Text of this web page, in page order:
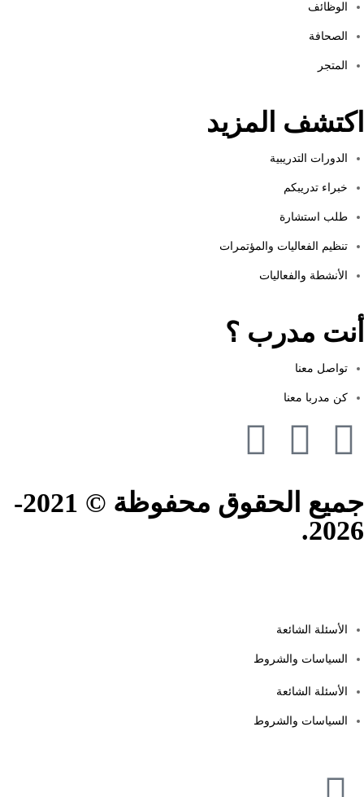
الوظائف
الصحافة
المتجر
اكتشف المزيد
الدورات التدريبية
خبراء تدريبكم
طلب استشارة
تنظيم الفعاليات والمؤتمرات
الأنشطة والفعاليات
أنت مدرب ؟
تواصل معنا
كن مدربا معنا
جميع الحقوق محفوظة © 2021-
2026.
الأسئلة الشائعة
السياسات والشروط
الأسئلة الشائعة
السياسات والشروط